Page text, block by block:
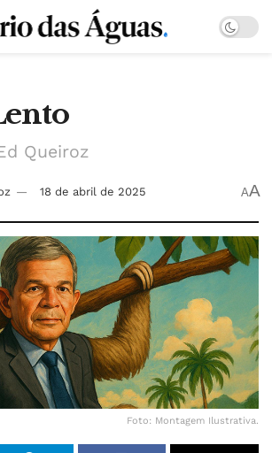
Queiroz
18 de abril de 2025 AA
Foto: Montagem Ilustrativa.